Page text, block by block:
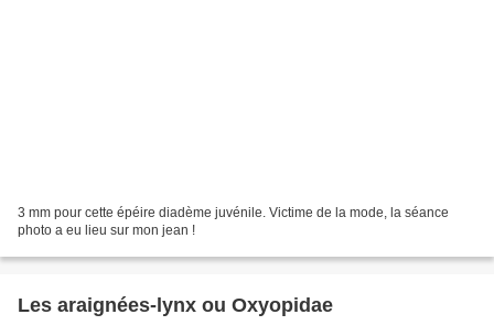
3 mm pour cette épéire diadème juvénile. Victime de la mode, la séance
photo a eu lieu sur mon jean !
Les araignées-lynx ou Oxyopidae